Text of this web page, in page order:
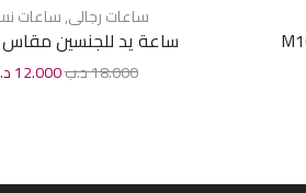
ساعات رجالى,ساعات
ساعة يد للجنسين مقاس 40 R06
18.000د.ب12.000